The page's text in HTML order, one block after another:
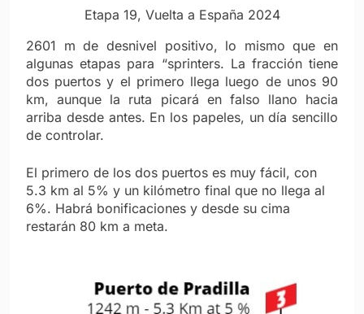
Etapa 19, Vuelta a España 2024
2601 m de desnivel positivo, lo mismo que en
algunas etapas para “sprinters. La fracción tiene
dos puertos y el primero llega luego de unos 90
km, aunque la ruta picará en falso llano hacia
arriba desde antes. En los papeles, un día sencillo
de controlar.
El primero de los dos puertos es muy fácil, con
5.3 km al 5% y un kilómetro final que no llega al
6%. Habrá bonificaciones y desde su cima
restarán 80 km a meta.